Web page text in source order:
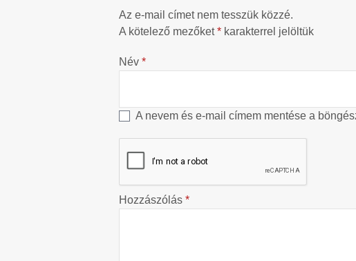
Az e-mail címet nem tesszük közzé.
A kötelező mezőket* karakterrel jelöltük
Név *
A nevem és e-mail címem mentése a
Hozzászólás *